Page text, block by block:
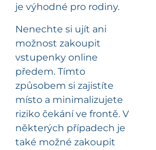
je výhodné pro rodiny.
Nenechte si ujít ani
možnost zakoupit
vstupenky online
předem. Tímto
způsobem si zajistíte
místo a minimalizujete
riziko čekání ve frontě. V
některých případech je
také možné zakoupit